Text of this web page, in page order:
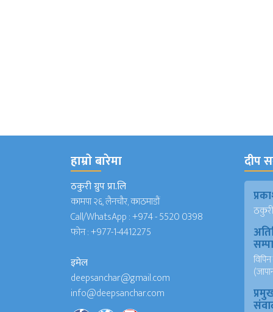
हाम्राे बारेमा
ठकुरी ग्रुप प्रा.लि
कामपा २६, लैनचौर, काठमाडौं
Call/WhatsApp :+974 - 5520 0398
फोन :+977-1-4412275
इमेल
deepsanchar@gmail.com
info@deepsanchar.com
दीप
ठकुरी